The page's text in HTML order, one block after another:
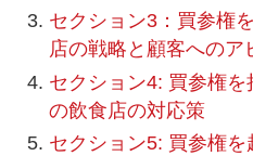
セクション3：買参権
店の戦略と顧客へのア
セクション4: 買参権
の飲食店の対応策
セクション5: 買参権